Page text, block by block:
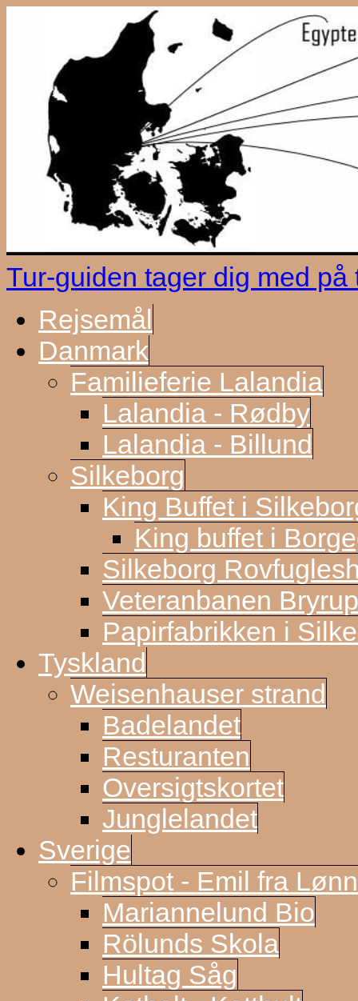
Tur-guiden tager dig med
Rejsemål
Danmark
Familieferie Lalandia
Lalandia - Rødby
Lalandia - Billund
Silkeborg
King Buffet i
King buffet i
Silkeborg
Veteranbanen
Papirfabrikken i
Tyskland
Weisenhauser strand
Badelandet
Resturanten
Oversigtskortet
Junglelandet
Sverige
Filmspot - Emil fra
Mariannelund Bio
Rölunds Skola
Hultag Såg